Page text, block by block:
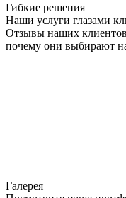
Гибкие решения
Наши услуги глазами
Отзывы наших клиентов
почему они выбирают
Галерея